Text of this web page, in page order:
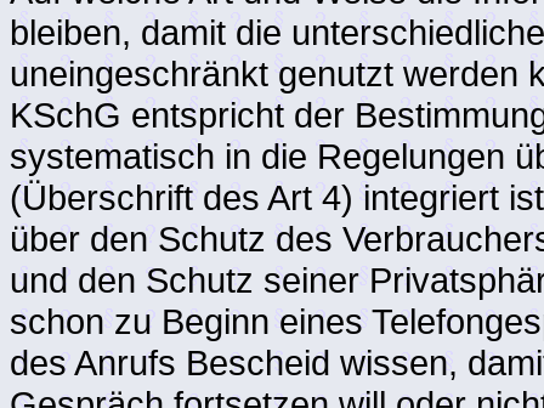
bleiben, damit die
uneingeschränkt genutzt werden
KSchG entspricht der
systematisch in die Regelungen
(Überschrift des Art 4) integriert
über den Schutz des
und den Schutz seiner
schon zu Beginn eines
des Anrufs Bescheid wissen,